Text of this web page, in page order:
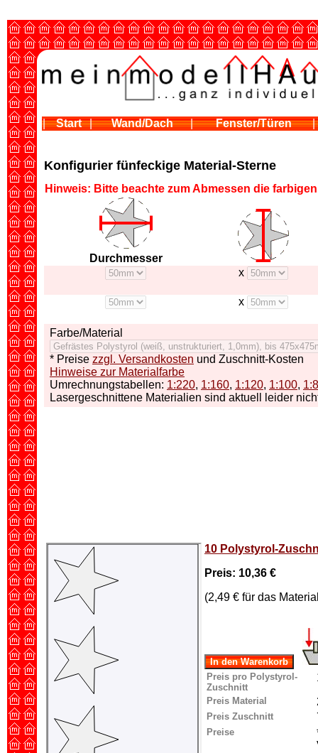
| Start | Wand/Dach | Fenster/Türen |
Konfigurier fünfeckige Material-Sterne
Hinweis: Bitte beachte zum Abmessen die
Durchmesser
x
x
Farbe/Material
* Preise zzgl. Versandkosten und Zuschnitt-Kosten
Hinweise zur Materialfarbe
Umrechnungstabellen: 1:220, 1:160, 1:120, 1:100,
Lasergeschnittene Materialien sind aktuell leider
10 Polystyrol-
Preis: 10,36 €
(2,49 € für das
Preis pro Polystyrol-
Zuschnitt
Preis Material
Preis Zuschnitt
Preise